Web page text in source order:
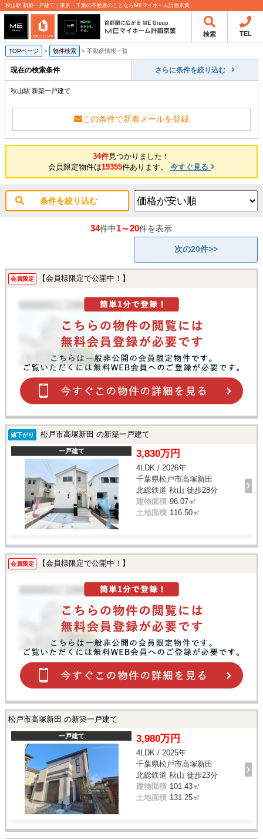
秋山駅 新築一戸建て｜東京・千葉の不動産のことならMEマイホーム計画京葉
検索 TEL
TOPページ > 物件検索 > 不動産情報一覧
現在の検索条件 さらに条件を絞り込む
秋山駅 新築一戸建て
この条件で新着メールを登録
34件見つかりました！
会員限定物件は19355件あります。 今すぐ見る
条件を絞り込む
34件中1～20件を表示
次の20件>>
会員限定 【会員様限定で公開中！】
値下がり 松戸市高塚新田 の新築一戸建て
一戸建て 3,830万円
4LDK / 2026年
千葉県松戸市高塚新田
北総鉄道 秋山 徒歩28分
建物面積 96.07㎡
土地面積 116.50㎡
会員限定 【会員様限定で公開中！】
松戸市高塚新田 の新築一戸建て
一戸建て 3,980万円
4LDK / 2025年
千葉県松戸市高塚新田
北総鉄道 秋山 徒歩23分
建物面積 101.43㎡
土地面積 131.25㎡